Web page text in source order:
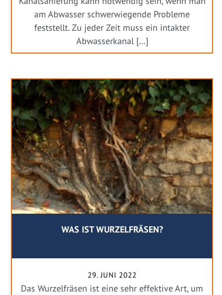
am Abwasser schwerwiegende Probleme
feststellt. Zu jeder Zeit muss ein intakter
Abwasserkanal […]
WAS IST WURZELFRÄSEN?
29. JUNI 2022
Das Wurzelfräsen ist eine sehr effektive Art, um